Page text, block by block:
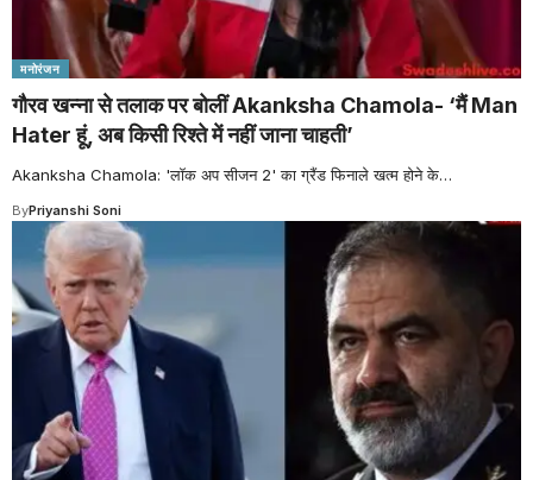
मनोरंजन
गौरव खन्ना से तलाक पर बोलीं Akanksha Chamola- ‘मैं Man
Hater हूं, अब किसी रिश्ते में नहीं जाना चाहती’
Akanksha Chamola: 'लॉक अप सीजन 2' का ग्रैंड फिनाले खत्म होने के…
ByPriyanshi Soni